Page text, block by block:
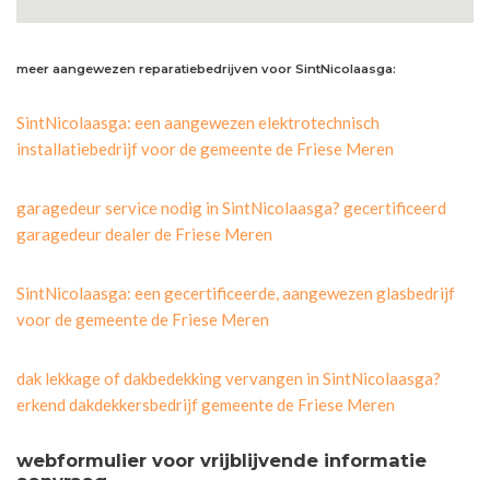
meer aangewezen reparatiebedrijven voor SintNicolaasga:
SintNicolaasga: een aangewezen elektrotechnisch
installatiebedrijf voor de gemeente de Friese Meren
garagedeur service nodig in SintNicolaasga? gecertificeerd
garagedeur dealer de Friese Meren
SintNicolaasga: een gecertificeerde, aangewezen glasbedrijf
voor de gemeente de Friese Meren
dak lekkage of dakbedekking vervangen in SintNicolaasga?
erkend dakdekkersbedrijf gemeente de Friese Meren
webformulier voor vrijblijvende informatie